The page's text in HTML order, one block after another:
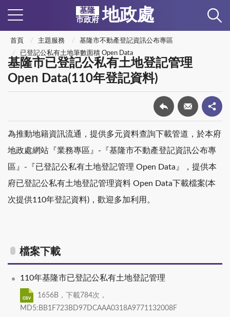
基隆
市政府 地政處
首頁 主題服務
基隆市不動產登記資訊公布專區
已登記公私有土地筆數面積 Open Data
基隆市已登記公私有土地登記管理
Open Data(110年登記資料)
為推動地籍資訊流通，提供多元資料查詢下載管道，於本府
地政處網站『業務專區』-『基隆市不動產登記資訊公布專
區』-『已登記公私有土地登記管理 Open Data』，提供本
府已登記公私有土地登記管理資料 Open Data下載檔案(本
次提供110年登記資料)，歡迎多加利用。
檔案下載
110年基隆市已登記公私有土地登記管理
1656B，下載784次，
MD5:BB1F723BD97DCAAA0318A9771132008F